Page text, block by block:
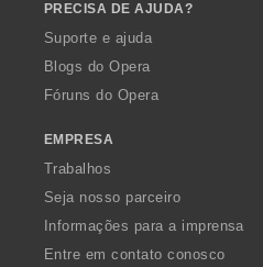
PRECISA DE AJUDA?
Suporte e ajuda
Blogs do Opera
Fóruns do Opera
EMPRESA
Trabalhos
Seja nosso parceiro
Informações para a imprensa
Entre em contato conosco